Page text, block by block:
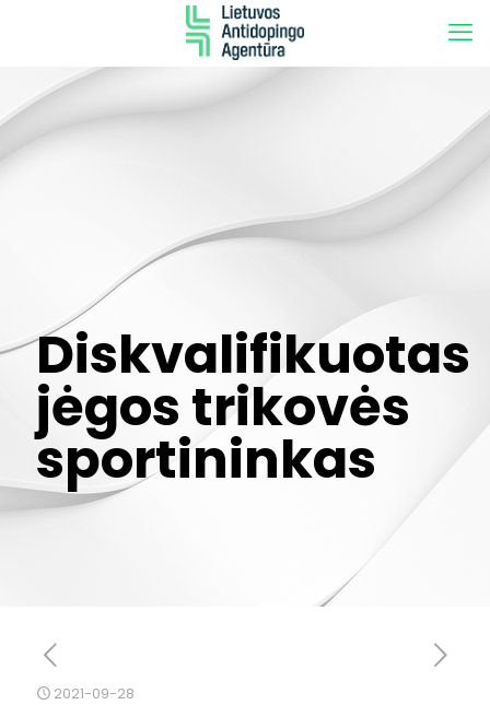
Diskvalifikuotas
jėgos trikovės
sportininkas
2021-09-28